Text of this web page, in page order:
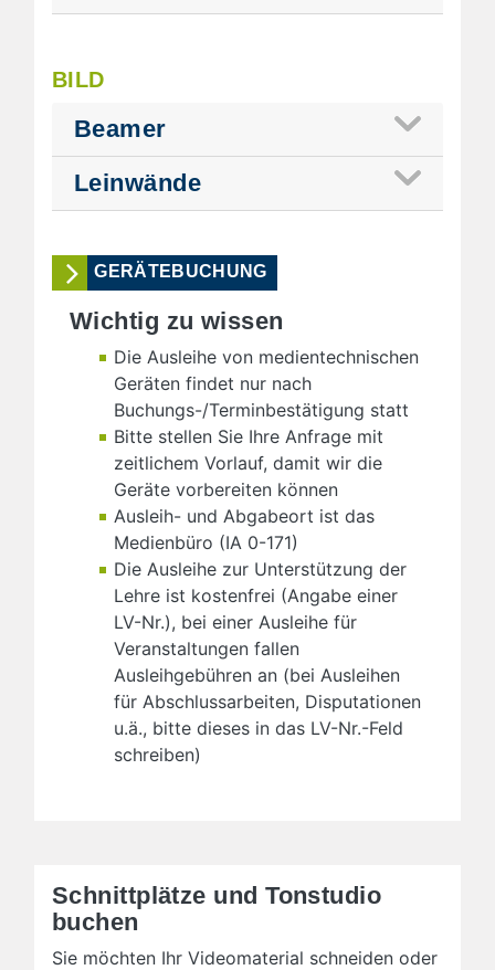
BILD
Beamer
Leinwände
GERÄTEBUCHUNG
Wichtig zu wissen
Die Ausleihe von medientechnischen
Geräten findet nur nach
Buchungs-/Terminbestätigung statt
Bitte stellen Sie Ihre Anfrage mit
zeitlichem Vorlauf, damit wir die
Geräte vorbereiten können
Ausleih- und Abgabeort ist das
Medienbüro (IA 0-171)
Die Ausleihe zur Unterstützung der
Lehre ist kostenfrei (Angabe einer
LV-Nr.), bei einer Ausleihe für
Veranstaltungen fallen
Ausleihgebühren an (bei Ausleihen
für Abschlussarbeiten, Disputationen
u.ä., bitte dieses in das LV-Nr.-Feld
schreiben)
Schnittplätze und Tonstudio
buchen
Sie möchten Ihr Videomaterial schneiden oder